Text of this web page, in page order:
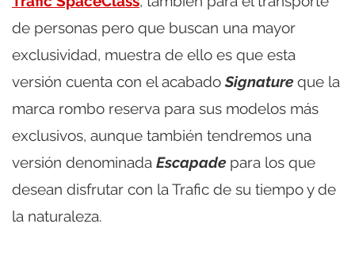
de personas pero que buscan una mayor
exclusividad, muestra de ello es que esta
versión cuenta con el acabadoSignature que la
marca rombo reserva para sus modelos más
exclusivos, aunque también tendremos una
versión denominada Escapade para los que
desean disfrutar con la Trafic de su tiempo y de
la naturaleza.